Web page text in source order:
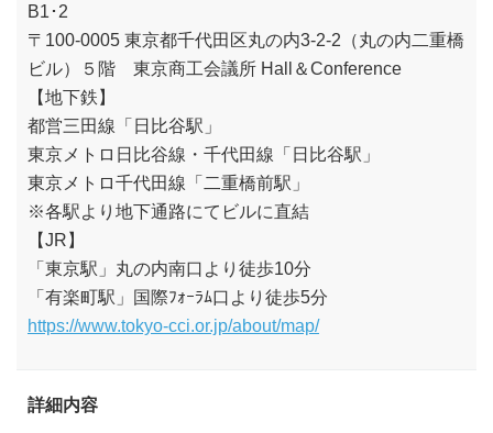
B1･2
〒100-0005 東京都千代田区丸の内3-2-2（丸の内二重橋
ビル）５階 東京商工会議所 Hall＆Conference
【地下鉄】
都営三田線「日比谷駅」
東京メトロ日比谷線・千代田線「日比谷駅」
東京メトロ千代田線「二重橋前駅」
※各駅より地下通路にてビルに直結
【JR】
「東京駅」丸の内南口より徒歩10分
「有楽町駅」国際ﾌｫｰﾗﾑ口より徒歩5分
https://www.tokyo-cci.or.jp/about/map/
詳細内容